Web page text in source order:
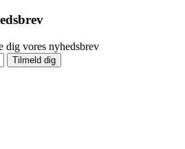
dig vores nyhedsbrev
Tilmeld dig